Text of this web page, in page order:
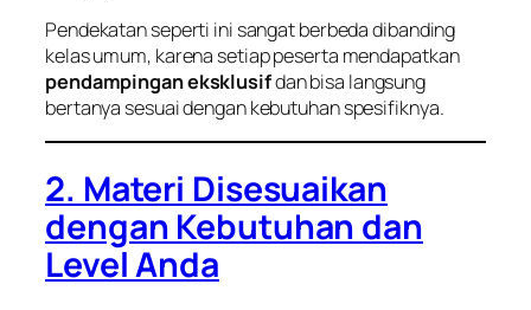
Pendekatan seperti ini sangat berbeda dibanding
kelas umum, karena setiap peserta mendapatkan
pendampingan eksklusifdan bisa langsung
bertanya sesuai dengan kebutuhan spesifiknya.
2. Materi Disesuaikan
dengan Kebutuhan dan
Level Anda